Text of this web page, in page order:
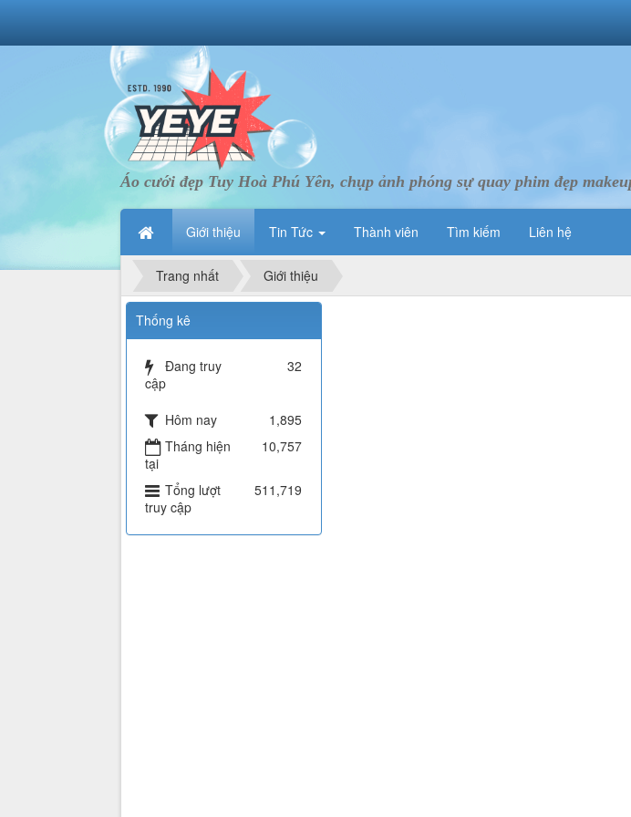
Áo cưới đẹp Tuy Hoà Phú Yên, chụp ảnh phóng sự quay phim đẹp
Giới thiệu Tin Tức Thành viên Tìm kiếm Liên hệ
Trang nhất Giới thiệu
Thống kê
Đang truy
cập
32
Hôm nay
1,895
Tháng hiện
tại
10,757
Tổng lượt
truy cập
511,719